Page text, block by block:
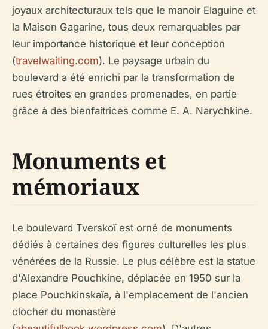
joyaux architecturaux tels que le manoir Elaguine et
la Maison Gagarine, tous deux remarquables par
leur importance historique et leur conception
(travelwaiting.com). Le paysage urbain du
boulevard a été enrichi par la transformation de
rues étroites en grandes promenades, en partie
grâce à des bienfaitrices comme E. A. Narychkine.
Monuments et
mémoriaux
Le boulevard Tverskoï est orné de monuments
dédiés à certaines des figures culturelles les plus
vénérées de la Russie. Le plus célèbre est la statue
d'Alexandre Pouchkine, déplacée en 1950 sur la
place Pouchkinskaïa, à l'emplacement de l'ancien
clocher du monastère